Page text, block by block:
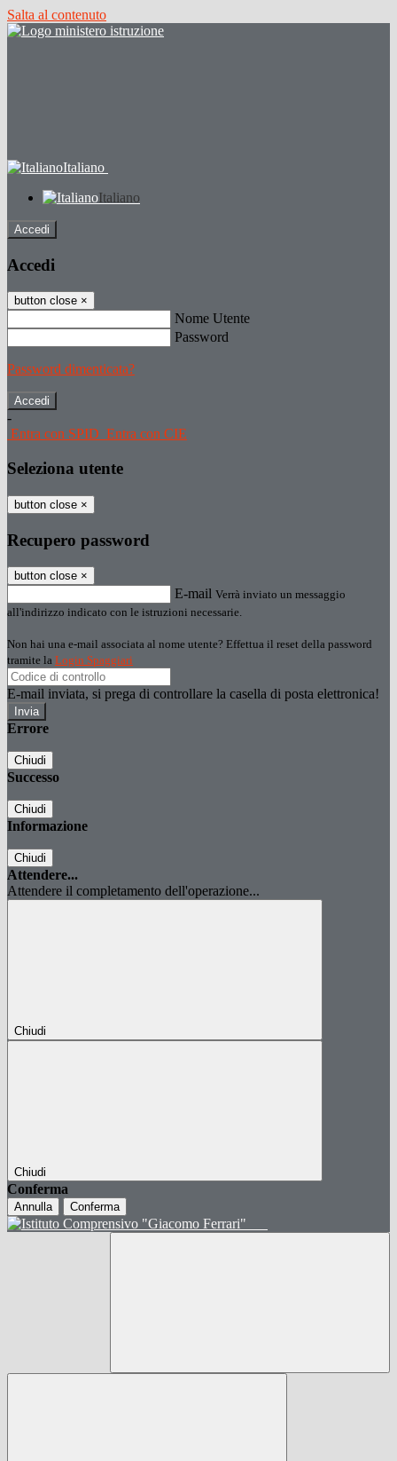
Salta al contenuto
Italiano
Italiano
Accedi
Accedi
button close ×
Nome Utente
Password
Password dimenticata?
-
Entra con SPID Entra con CIE
Seleziona utente
button close ×
Recupero password
button close ×
E-mail Verrà inviato un messaggio
all'indirizzo indicato con le istruzioni necessarie.
Non hai una e-mail associata al nome utente? Effettua il reset della password
tramite la Login Spaggiari
E-mail inviata, si prega di controllare la casella di posta elettronica!
Errore
Chiudi
Successo
Chiudi
Informazione
Chiudi
Attendere...
Attendere il completamento dell'operazione...
Chiudi
Chiudi
Conferma
Annulla Conferma